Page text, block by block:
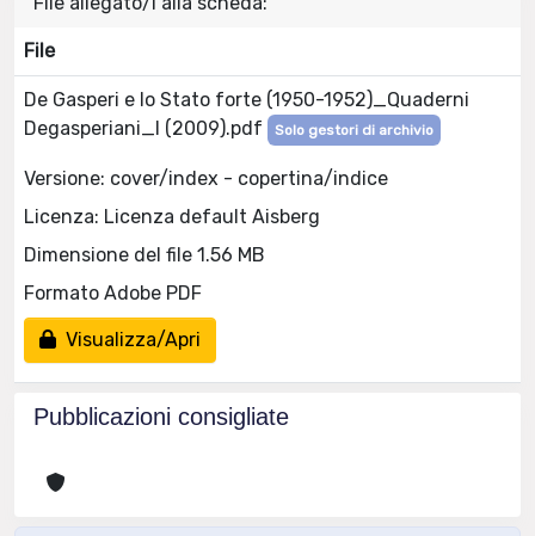
File
De Gasperi e lo Stato forte (1950-1952)_Quaderni
Degasperiani_I (2009).pdf
Solo gestori di archivio
Versione: cover/index - copertina/indice
Licenza: Licenza default Aisberg
Dimensione del file 1.56 MB
Formato Adobe PDF
Visualizza/Apri
Pubblicazioni consigliate